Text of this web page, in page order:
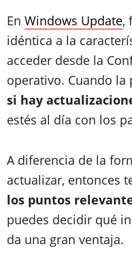
En Windows Update,
idéntica a la
acceder desde la
operativo. Cuando la
si hay
estés al día con los
A diferencia de la
actualizar, entonces
los puntos
puedes decidir qué
da una gran ventaja.